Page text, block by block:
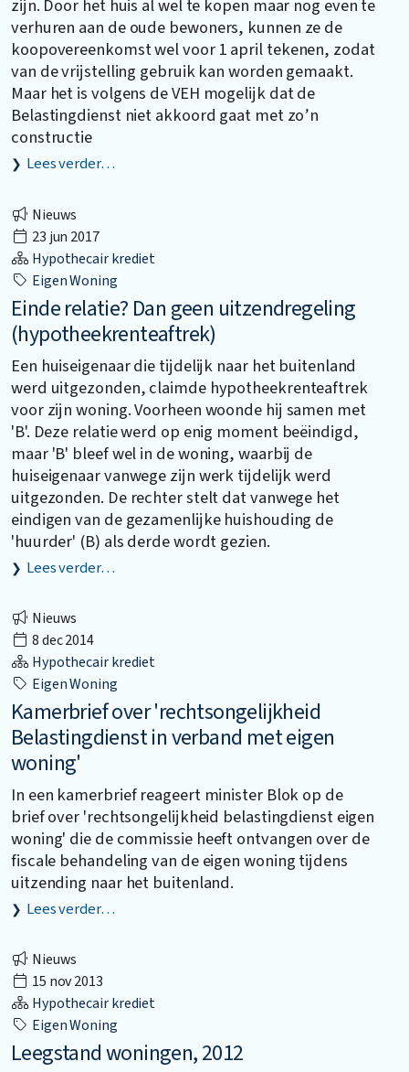
zijn. Door het huis al wel te kopen maar nog even te
verhuren aan de oude bewoners, kunnen ze de
koopovereenkomst wel voor 1 april tekenen, zodat
van de vrijstelling gebruik kan worden gemaakt.
Maar het is volgens de VEH mogelijk dat de
Belastingdienst niet akkoord gaat met zo’n
constructie
Lees verder…
Nieuws
23 jun 2017
Hypothecair krediet
Eigen Woning
Einde relatie? Dan geen uitzendregeling
(hypotheekrenteaftrek)
Een huiseigenaar die tijdelijk naar het buitenland
werd uitgezonden, claimde hypotheekrenteaftrek
voor zijn woning. Voorheen woonde hij samen met
'B'. Deze relatie werd op enig moment beëindigd,
maar 'B' bleef wel in de woning, waarbij de
huiseigenaar vanwege zijn werk tijdelijk werd
uitgezonden. De rechter stelt dat vanwege het
eindigen van de gezamenlijke huishouding de
'huurder' (B) als derde wordt gezien.
Lees verder…
Nieuws
8 dec 2014
Hypothecair krediet
Eigen Woning
Kamerbrief over 'rechtsongelijkheid
Belastingdienst in verband met eigen
woning'
In een kamerbrief reageert minister Blok op de
brief over 'rechtsongelijkheid belastingdienst eigen
woning' die de commissie heeft ontvangen over de
fiscale behandeling van de eigen woning tijdens
uitzending naar het buitenland.
Lees verder…
Nieuws
15 nov 2013
Hypothecair krediet
Eigen Woning
Leegstand woningen, 2012